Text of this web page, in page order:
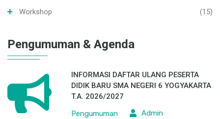
Workshop
(15)
Pengumuman & Agenda
INFORMASI DAFTAR ULANG PESERTA
DIDIK BARU SMA NEGERI 6 YOGYAKARTA
T.A. 2026/2027
Pengumuman
Admin